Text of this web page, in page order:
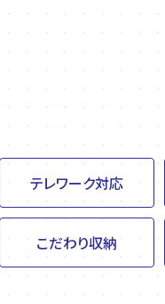
テレワーク対応
こだわり収納